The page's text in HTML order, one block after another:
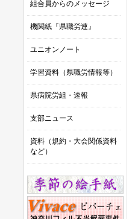
組合員からのメッセージ
機関紙『県職労連』
ユニオンノート
学習資料（県職労情報等）
県病院労組・速報
支部ニュース
資料（規約・大会関係資料
など）